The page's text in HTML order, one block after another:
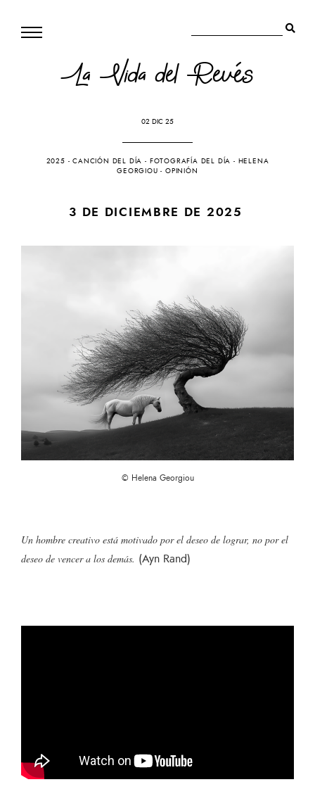
La Vida del Revés
02 DIC 25
2025 -CANCIÓN DEL DÍA - FOTOGRAFÍA DEL DÍA - HELENA
GEORGIOU -OPINIÓN
3 DE DICIEMBRE DE 2025
© Helena Georgiou
Un hombre creativo está motivado por el deseo de lograr, no por el
deseo de vencer a los demás. (Ayn Rand)